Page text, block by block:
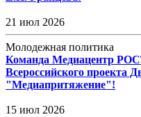
21 июл 2026
Молодежная политика
Команда Медиацентр
Всероссийского проекта
"Медиапритяжение"!
15 июл 2026